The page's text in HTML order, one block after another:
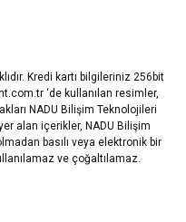
Kredi kartı bilgileriniz 256bit
‘de kullanılan resimler,
NADU Bilişim Teknolojileri
alan içerikler, NADU Bilişim
basılı veya elektronik bir
ve çoğaltılamaz.